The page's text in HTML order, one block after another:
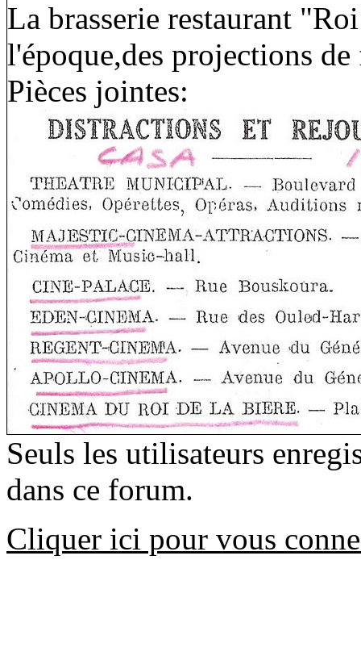
La brasserie restaurant
l'époque,des projections
Pièces jointes:
Seuls les utilisateurs
dans ce forum.
Cliquer ici pour vous